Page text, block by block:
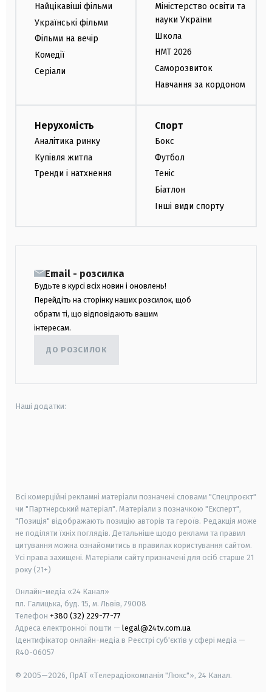
Найцікавіші фільми
Українські фільми
Фільми на вечір
Комедії
Серіали
Міністерство освіти та
науки України
Школа
НМТ 2026
Саморозвиток
Навчання за кордоном
Нерухомість
Аналітика ринку
Купівля житла
Тренди і натхнення
Спорт
Бокс
Футбол
Теніс
Біатлон
Інші види спорту
Email - розсилка
Будьте в курсі всіх новин і оновлень!
Перейдіть на сторінку наших розсилок, щоб
обрати ті, що відповідають вашим
інтересам.
ДО РОЗСИЛОК
Наші додатки:
Всі комерційні рекламні матеріали позначені словами "Спецпроєкт"
чи "Партнерський матеріал". Матеріали з позначкою "Експерт",
"Позиція" відображають позицію авторів та героїв. Редакція може
не поділяти їхніх поглядів. Детальніше щодо реклами та правил
цитування можна ознайомитись в правилах користування сайтом.
Усі права захищені. Матеріали сайту призначені для осіб старше 21
року (21+)
Онлайн-медіа «24 Канал»
пл. Галицька, буд. 15, м. Львів, 79008
Телефон +380 (32) 229-77-77
Адреса електронної пошти — legal@24tv.com.ua
Ідентифікатор онлайн-медіа в Реєстрі суб'єктів у сфері медіа —
R40-06057
© 2005—2026, ПрАТ «Телерадіокомпанія "Люкс"», 24 Канал.